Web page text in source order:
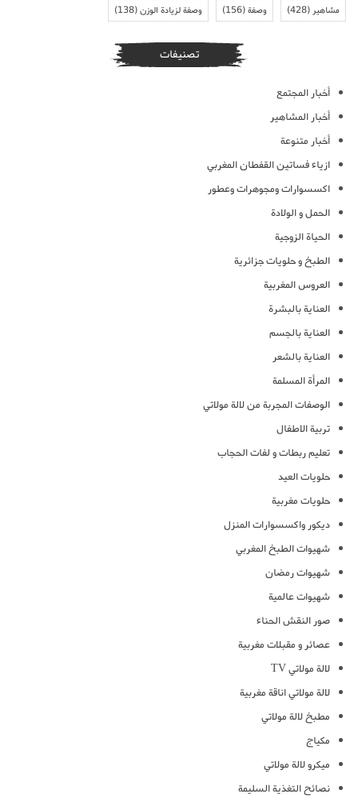
مشاهير(428) وصفة(156) وصفة لزيادة الوزن(138)
تصنيفات
أخبار المجتمع
أخبار المشاهير
أخبار متنوعة
ازياء فساتين القفطان المغربي
اكسسوارات ومجوهرات وعطور
الحمل و الولادة
الحياة الزوجية
الطبخ و حلويات جزائرية
العروس المغربية
العناية بالبشرة
العناية بالجسم
العناية بالشعر
المرأة المسلمة
الوصفات المجربة من لالة مولاتي
تربية الاطفال
تعليم ربطات و لفات الحجاب
حلويات العيد
حلويات مغربية
ديكور واكسسوارات المنزل
شهيوات الطبخ المغربي
شهيوات رمضان
شهيوات عالمية
صور النقش الحناء
عصائر و مقبلات مغربية
لالة مولاتي TV
لالة مولاتي اناقة مغربية
مطبخ لالة مولاتي
مكياج
ميكرو لالة مولاتي
نصائح التغذية السليمة